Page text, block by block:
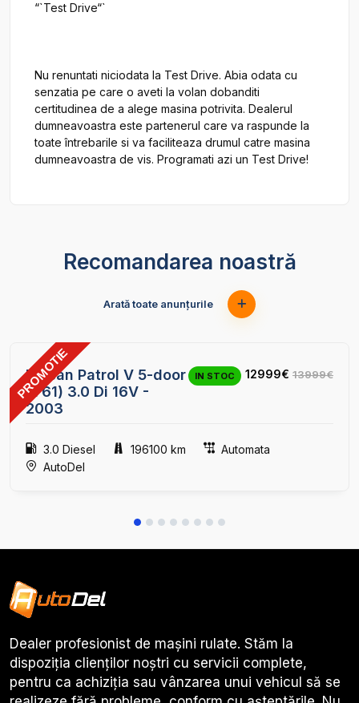
“`Test Drive“`
Nu renuntati niciodata la Test Drive. Abia odata cu
senzatia pe care o aveti la volan dobanditi
certitudinea de a alege masina potrivita. Dealerul
dumneavoastra este partenerul care va raspunde la
toate întrebarile si va faciliteaza drumul catre masina
Recomandarea noastră
Arată toate anunțurile
PROMOTIE
23
12999€ 13999€
IN STOC
Nissan Patrol V 5-door
(Y61) 3.0 Di 16V -
2003
3.0 Diesel 196100 km
Automata
AutoDel
Dealer profesionist de mașini rulate. Stăm la
dispoziția clienților noștri cu servicii complete,
pentru ca achiziția sau vânzarea unui vehicul să se